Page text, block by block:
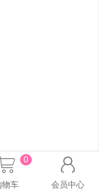

物车
0 
会员中心